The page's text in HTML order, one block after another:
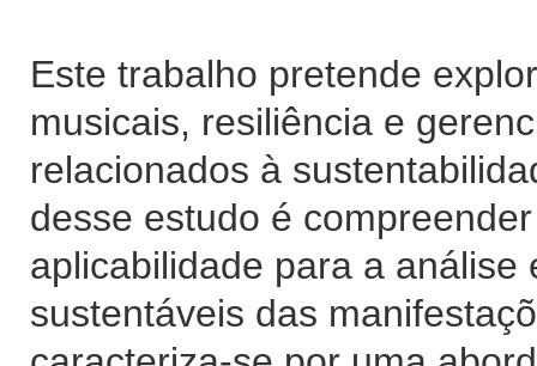
Este trabalho pretende
musicais, resiliência e
relacionados à
desse estudo é
aplicabilidade para a
sustentáveis das